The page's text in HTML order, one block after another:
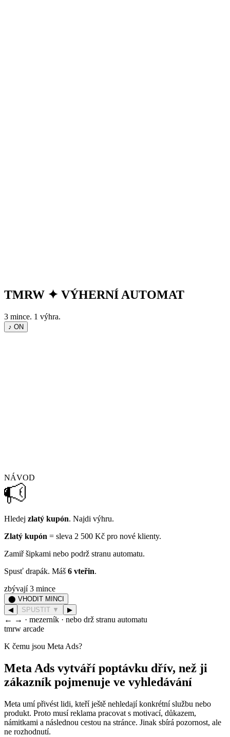
TMRW ✦ VÝHERNÍ AUTOMAT
3 mince. 1 výhra.
♪ ON
NÁVOD
Hledej zlatý kupón. Najdi výhru.
Zlatý kupón = sleva 2 500 Kč pro nové klienty.
Zamiř šipkami nebo podrž stranu automatu.
Spusť drapák. Máš 6 vteřin.
zbývají 3 mince
⬤ VHODIT MINCI
◀
SPUSTIT ▼ ▶
← → · mezerník · nebo drž stranu automatu
tmrw arcade
K čemu jsou Meta Ads?
Meta Ads vytváří poptávku dřív, než ji
zákazník pojmenuje ve vyhledávání
Meta umí přivést lidi, kteří ještě nehledají konkrétní službu nebo
produkt. Proto musí reklama pracovat s motivací, důkazem,
námitkami a následnou cestou na stránce. Jinak sbírá pozornost, ale
ne rozhodnutí.